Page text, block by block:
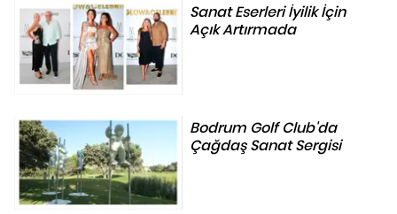
Sanat Eserleri İyilik İçin
Açık Artırmada
Bodrum Golf Club'da
Çağdaş Sanat Sergisi